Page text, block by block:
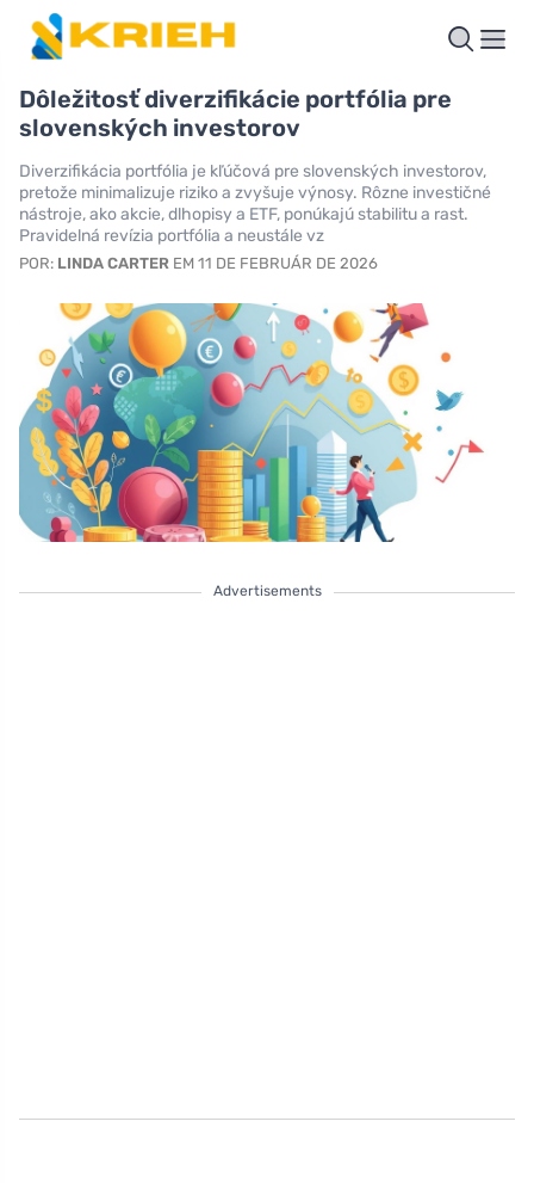
Dôležitosť diverzifikácie portfólia pre
slovenských investorov
Diverzifikácia portfólia je kľúčová pre slovenských investorov,
pretože minimalizuje riziko a zvyšuje výnosy. Rôzne investičné
nástroje, ako akcie, dlhopisy a ETF, ponúkajú stabilitu a rast.
Pravidelná revízia portfólia a neustále vz
POR: LINDA CARTER EM 11 DE FEBRUÁR DE 2026
Advertisements